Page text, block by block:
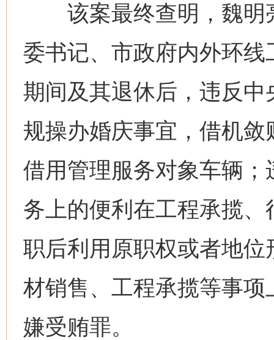
该案最终查明，魏明
委书记、市政府内外环
期间及其退休后，违反
规操办婚庆事宜，借机
借用管理服务对象车辆
务上的便利在工程承揽
职后利用原职权或者地
材销售、工程承揽等事
嫌受贿罪。